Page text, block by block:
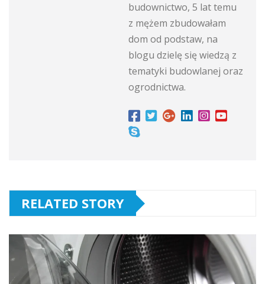
budownictwo, 5 lat temu
z mężem zbudowałam
dom od podstaw, na
blogu dzielę się wiedzą z
tematyki budowlanej oraz
ogrodnictwa.
RELATED STORY